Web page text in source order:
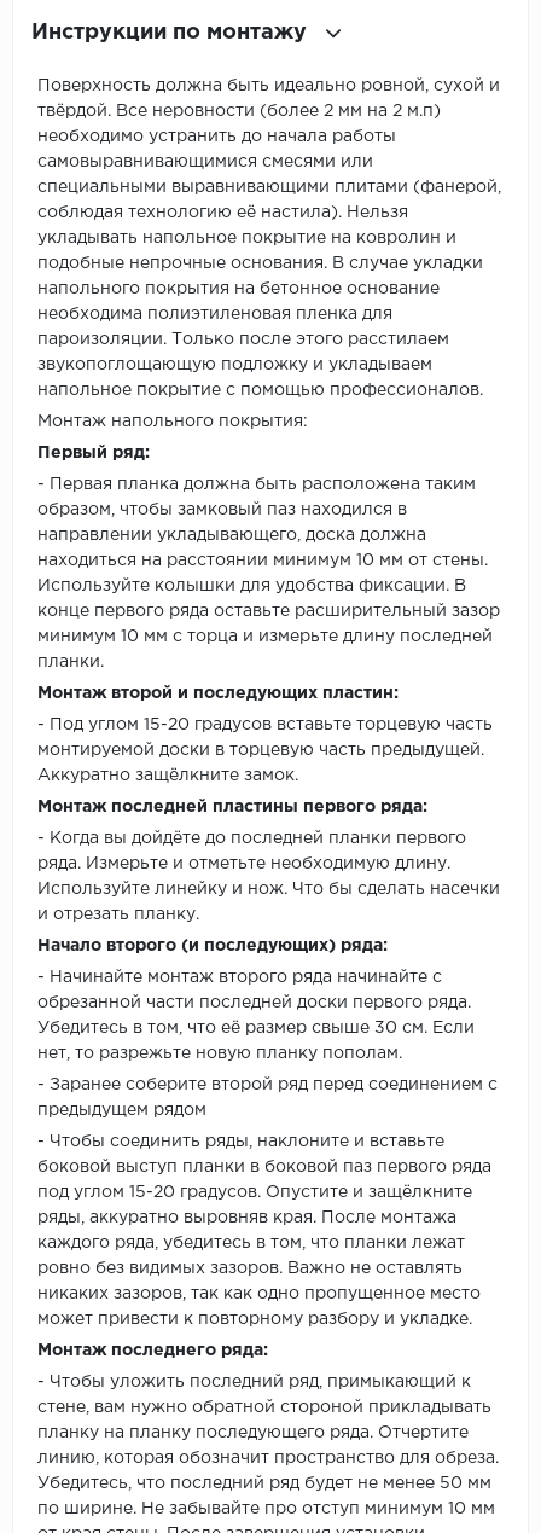
Инструкции по монтажу
Поверхность должна быть идеально ровной, сухой и
твёрдой. Все неровности (более 2 мм на 2 м.п)
необходимо устранить до начала работы
самовыравнивающимися смесями или
специальными выравнивающими плитами (фанерой,
соблюдая технологию её настила). Нельзя
укладывать напольное покрытие на ковролин и
подобные непрочные основания. В случае укладки
напольного покрытия на бетонное основание
необходима полиэтиленовая пленка для
пароизоляции. Только после этого расстилаем
звукопоглощающую подложку и укладываем
напольное покрытие с помощью профессионалов.
Монтаж напольного покрытия:
Первый ряд:
- Первая планка должна быть расположена таким
образом, чтобы замковый паз находился в
направлении укладывающего, доска должна
находиться на расстоянии минимум 10 мм от стены.
Используйте колышки для удобства фиксации. В
конце первого ряда оставьте расширительный зазор
минимум 10 мм с торца и измерьте длину последней
планки.
Монтаж второй и последующих пластин:
- Под углом 15-20 градусов вставьте торцевую часть
монтируемой доски в торцевую часть предыдущей.
Аккуратно защёлкните замок.
Монтаж последней пластины первого ряда:
- Когда вы дойдёте до последней планки первого
ряда. Измерьте и отметьте необходимую длину.
Используйте линейку и нож. Что бы сделать насечки
и отрезать планку.
Начало второго (и последующих) ряда:
- Начинайте монтаж второго ряда начинайте с
обрезанной части последней доски первого ряда.
Убедитесь в том, что её размер свыше 30 см. Если
нет, то разрежьте новую планку пополам.
- Заранее соберите второй ряд перед соединением с
предыдущем рядом
- Чтобы соединить ряды, наклоните и вставьте
боковой выступ планки в боковой паз первого ряда
под углом 15-20 градусов. Опустите и защёлкните
ряды, аккуратно выровняв края. После монтажа
каждого ряда, убедитесь в том, что планки лежат
ровно без видимых зазоров. Важно не оставлять
никаких зазоров, так как одно пропущенное место
может привести к повторному разбору и укладке.
Монтаж последнего ряда:
- Чтобы уложить последний ряд, примыкающий к
стене, вам нужно обратной стороной прикладывать
планку на планку последующего ряда. Отчертите
линию, которая обозначит пространство для обреза.
Убедитесь, что последний ряд будет не менее 50 мм
по ширине. Не забывайте про отступ минимум 10 мм